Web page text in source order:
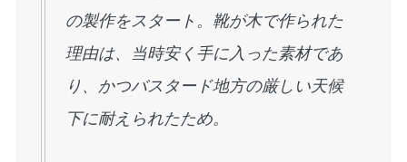
の製作をスタート。靴が木で作られた
理由は、当時安く手に入った素材であ
り、かつバスタード地方の厳しい天候
下に耐えられたため。